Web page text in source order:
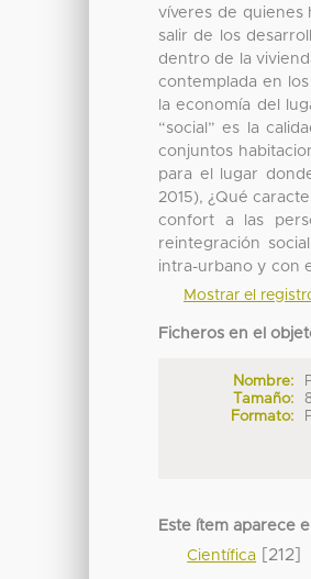
víveres de quienes
salir de los
dentro de la
contemplada en
la economía del
“social” es la
conjuntos
para el lugar
2015), ¿Qué
confort a las
reintegración
intra-urbano y con
Mostrar el
Ficheros en el
Nombre:
Tamaño:
Formato:
Este ítem aparece
Científica [212]